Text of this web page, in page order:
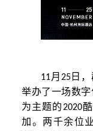
11月 25日，
举办了一场数
为主题的2020酷
加。 两千余位